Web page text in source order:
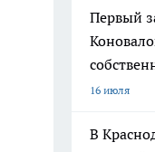
Первый
16 июля
В